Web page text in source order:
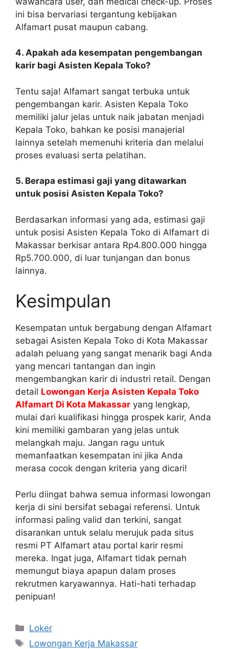
ini bisa bervariasi tergantung kebijakan
Alfamart pusat maupun cabang.
4. Apakah ada kesempatan pengembangan
karir bagi Asisten Kepala Toko?
Tentu saja! Alfamart sangat terbuka untuk
pengembangan karir. Asisten Kepala Toko
memiliki jalur jelas untuk naik jabatan menjadi
Kepala Toko, bahkan ke posisi manajerial
lainnya setelah memenuhi kriteria dan melalui
proses evaluasi serta pelatihan.
5. Berapa estimasi gaji yang ditawarkan
untuk posisi Asisten Kepala Toko?
Berdasarkan informasi yang ada, estimasi gaji
untuk posisi Asisten Kepala Toko di Alfamart di
Makassar berkisar antara Rp4.800.000 hingga
Rp5.700.000, di luar tunjangan dan bonus
lainnya.
Kesimpulan
Kesempatan untuk bergabung dengan Alfamart
sebagai Asisten Kepala Toko di Kota Makassar
adalah peluang yang sangat menarik bagi Anda
yang mencari tantangan dan ingin
mengembangkan karir di industri retail. Dengan
detail Lowongan Kerja Asisten Kepala Toko
Alfamart Di Kota Makassar yang lengkap,
mulai dari kualifikasi hingga prospek karir, Anda
kini memiliki gambaran yang jelas untuk
melangkah maju. Jangan ragu untuk
memanfaatkan kesempatan ini jika Anda
merasa cocok dengan kriteria yang dicari!
Perlu diingat bahwa semua informasi lowongan
kerja di sini bersifat sebagai referensi. Untuk
informasi paling valid dan terkini, sangat
disarankan untuk selalu merujuk pada situs
resmi PT Alfamart atau portal karir resmi
mereka. Ingat juga, Alfamart tidak pernah
memungut biaya apapun dalam proses
rekrutmen karyawannya. Hati-hati terhadap
penipuan!
Kategori
Loker
Tag
Lowongan Kerja Makassar